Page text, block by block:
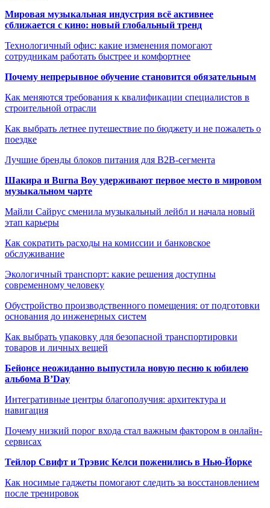
Мировая музыкальная индустрия всё активнее
сближается с кино: новый глобальный тренд
Технологичный офис: какие изменения помогают
сотрудникам работать быстрее и комфортнее
Почему непрерывное обучение становится обязательным
Как меняются требования к квалификации специалистов в
строительной отрасли
Как выбрать летнее путешествие по бюджету и не пожалеть о
поездке
Лучшие бренды блоков питания для B2B-сегмента
Шакира и Burna Boy удерживают первое место в мировом
музыкальном чарте
Майли Сайрус сменила музыкальный лейбл и начала новый
этап карьеры
Как сократить расходы на комиссии и банковское
обслуживание
Экологичный транспорт: какие решения доступны
современному человеку
Обустройство производственного помещения: от подготовки
основания до инженерных систем
Как выбрать упаковку для безопасной транспортировки
товаров и личных вещей
Бейонсе неожиданно выпустила новую песню к юбилею
альбома B’Day
Интегративные центры благополучия: архитектура и
навигация
Почему низкий порог входа стал важным фактором в онлайн-
сервисах
Тейлор Свифт и Трэвис Келси поженились в Нью-Йорке
Как носимые гаджеты помогают следить за восстановлением
после тренировок